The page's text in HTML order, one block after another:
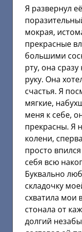
Я развернул
мокрая,
прекрасные
большими
рту, она
руку. Она
счастья. Я
мягкие,
меня к себе,
прекрасны. Я
колени,
просто
себя всю
Буквально
складочку
схватила мои
стонала от
долгий